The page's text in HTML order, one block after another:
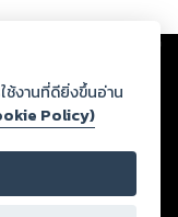
ฏว่าละเมิดสิทธิใน
ะศีลธรรม ดังนั้น ผู้อ่าน
ง และหากท่านพบว่าส่วน
บริษัท เพื่อทีมงานจะได้
ธิ์ตามพระราชบัญญัติ
ช้งานที่ดียิ่งขึ้นอ่าน
Policy)